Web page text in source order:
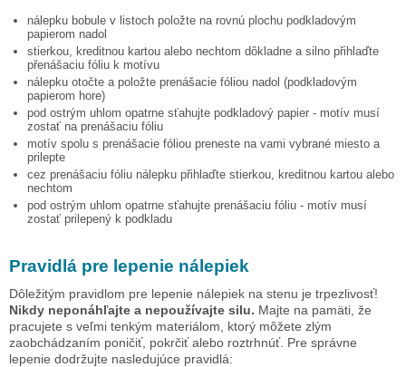
nálepku bobule v listoch položte na rovnú plochu podkladovým
papierom nadol
stierkou, kreditnou kartou alebo nechtom dôkladne a silno přihlaďte
přenášaciu fóliu k motívu
nálepku otočte a položte prenášacie fóliou nadol (podkladovým
papierom hore)
pod ostrým uhlom opatrne sťahujte podkladový papier - motív musí
zostať na prenášaciu fóliu
motív spolu s prenášacie fóliou preneste na vami vybrané miesto a
prilepte
cez prenášaciu fóliu nálepku přihlaďte stierkou, kreditnou kartou alebo
nechtom
pod ostrým uhlom opatrne sťahujte prenášaciu fóliu - motív musí
zostať prilepený k podkladu
Pravidlá pre lepenie nálepiek
Dôležitým pravidlom pre lepenie nálepiek na stenu je trpezlivosť!
Nikdy neponáhľajte a nepoužívajte silu. Majte na pamäti, že
pracujete s veľmi tenkým materiálom, ktorý môžete zlým
zaobchádzaním poničiť, pokrčiť alebo roztrhnúť. Pre správne
lepenie dodržujte nasledujúce pravidlá: